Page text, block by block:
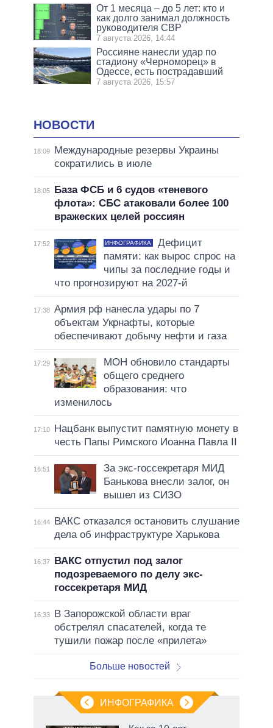
От 1 месяца – до 5 лет: кто и
как долго занимал должность
руководителя СВР
7 августа 2026, 14:44
Россияне нанесли удар по
стадиону «Черноморец» в
Одессе, есть пострадавший
7 августа 2026, 15:57
НОВОСТИ
18:09
Международные резервы Украины
сократились в июле
18:05
База ФСБ и 6 судов «теневого
флота»: СБС атаковали более 100
вражеских целей россиян
17:52 ИНФОГРАФИКА
Дефицит
памяти: как вырос спрос на
чипы за последние годы и
что прогнозируют на 2027-й
17:38 Армия рф нанесла удары по 7
объектам Укрнафты, которые
обеспечивают добычу нефти и газа
17:29
МОН обновило стандарты
общего среднего
образования: что
изменилось
17:10
Нацбанк выпустит памятную монету в
честь Папы Римского Иоанна Павла II
16:51
За экс-госсекретаря МИД
Банькова внесли залог, он
вышел из СИЗО
16:44
ВАКС отказался остановить слушание
дела об инфраструктуре Харькова
16:37
ВАКС отпустил под залог
подозреваемого по делу экс-
госсекретаря МИД
16:33
В Запорожской области враг
обстрелял спасателей, когда те
тушили пожар после «прилета»
Больше новостей
ИНФОГРАФИКА